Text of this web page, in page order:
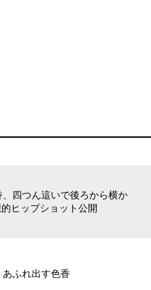
、四つん這いで後ろから横か
ヒップショット公開
あふれ出す色香